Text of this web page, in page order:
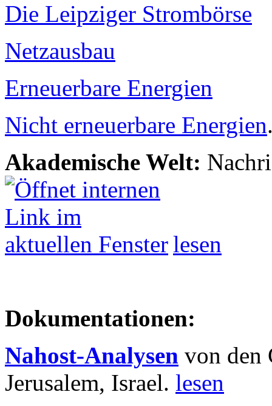
Die Leipziger Strombörse
Netzausbau
Erneuerbare Energien
Nicht erneuerbare Energien
Akademische Welt:
lesen
Dokumentationen:
Nahost-Analysen von den
Jerusalem, Israel. lesen